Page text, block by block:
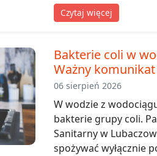
Czytaj więcej
Bakterie coli w
Ważny
06 sierpień 2026
W wodzie z
bakterie grupy coli.
Sanitarny w
spożywać wyłącznie